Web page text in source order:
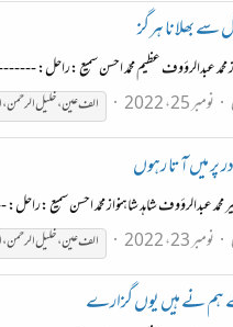
سے بھلانا ہرگز
محمد عبدالرؤوف عظیم محمّد احسن سمیع :راحل:
نومبر 25، 2022 الفعین،خلیلالرحمن،
میں آتا رہوں
محمد عبدالرؤوف شاہد شاہنواز محمّد احسن
نومبر 23، 2022 الفعین،خلیلالرحمن،
ہم نے ہیں یوں گزارے